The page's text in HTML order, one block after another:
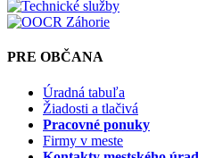
PRE OBČANA
Úradná tabuľa
Žiadosti a tlačivá
Pracovné ponuky
Firmy v meste